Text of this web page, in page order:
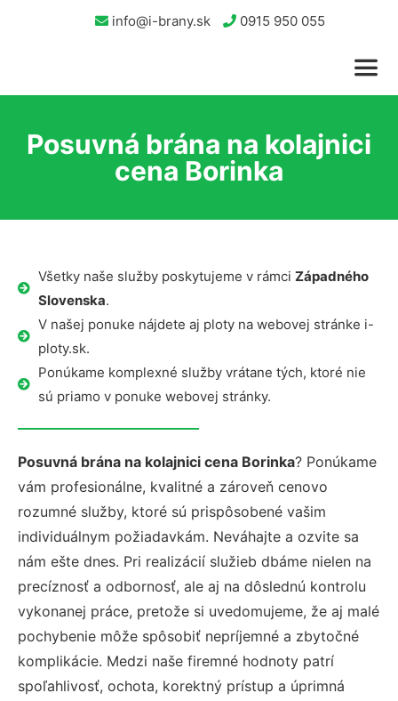
info@i-brany.sk 0915 950 055
Posuvná brána na kolajnici
cena Borinka
Všetky naše služby poskytujeme v rámci Západného
Slovenska.
V našej ponuke nájdete aj ploty na webovej stránke i-
ploty.sk.
Ponúkame komplexné služby vrátane tých, ktoré nie
sú priamo v ponuke webovej stránky.
Posuvná brána na kolajnici cena Borinka? Ponúkame
vám profesionálne, kvalitné a zároveň cenovo
rozumné služby, ktoré sú prispôsobené vašim
individuálnym požiadavkám. Neváhajte a ozvite sa
nám ešte dnes. Pri realizácií služieb dbáme nielen na
precíznosť a odbornosť, ale aj na dôslednú kontrolu
vykonanej práce, pretože si uvedomujeme, že aj malé
pochybenie môže spôsobiť nepríjemné a zbytočné
komplikácie. Medzi naše firemné hodnoty patrí
spoľahlivosť, ochota, korektný prístup a úprimná